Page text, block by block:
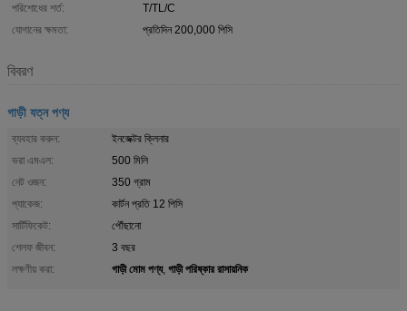
পরিশোধের শর্ত:
T/TL/C
যোগানের ক্ষমতা:
প্রতিদিন 200,000 পিসি
বিবরণ
গাড়ী যত্ন পণ্য
ব্যবহার করুন:
ইনজেক্টর ক্লিনার
ভরা এমএল:
500 মিলি
নেট ওজন:
350 গ্রাম
প্যাকেজ:
কার্টন প্রতি 12 পিসি
সার্টিফিকেট:
পৌঁছানো
শেলফ জীবন:
3 বছর
লক্ষণীয় করা:
গাড়ী মোম পণ্য, গাড়ী পরিষ্কার রাসায়নিক